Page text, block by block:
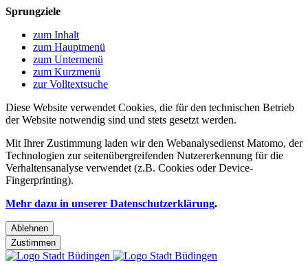
Sprungziele
zum Inhalt
zum Hauptmenü
zum Untermenü
zum Kurzmenü
zur Volltextsuche
Diese Website verwendet Cookies, die für den technischen Betrieb
der Website notwendig sind und stets gesetzt werden.
Mit Ihrer Zustimmung laden wir den Webanalysedienst Matomo, der
Technologien zur seitenübergreifenden Nutzererkennung für die
Verhaltensanalyse verwendet (z.B. Cookies oder Device-
Fingerprinting).
Mehr dazu in unserer Datenschutzerklärung.
Ablehnen
Zustimmen